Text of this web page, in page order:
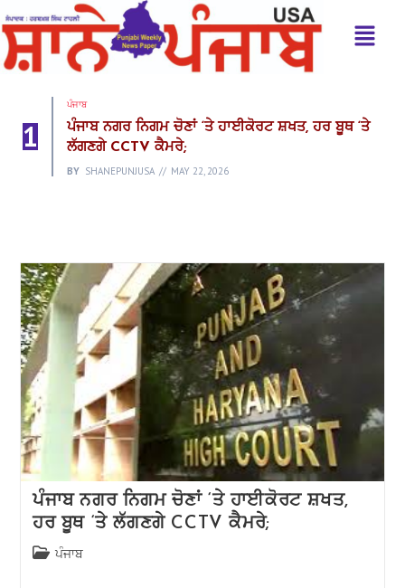
1
ਪੰਜਾਬ
ਪੰਜਾਬ ਨਗਰ ਨਿਗਮ ਚੋਣਾਂ ‘ਤੇ ਹਾਈਕੋਰਟ ਸ਼ਖਤ, ਹਰ ਬੂਥ ‘ਤੇ
ਲੱਗਣਗੇ CCTV ਕੈਮਰੇ;
BY SHANEPUNJUSA MAY 22, 2026
ਪੰਜਾਬ ਨਗਰ ਨਿਗਮ ਚੋਣਾਂ ‘ਤੇ ਹਾਈਕੋਰਟ ਸ਼ਖਤ,
ਹਰ ਬੂਥ ‘ਤੇ ਲੱਗਣਗੇ CCTV ਕੈਮਰੇ;
ਪੰਜਾਬ